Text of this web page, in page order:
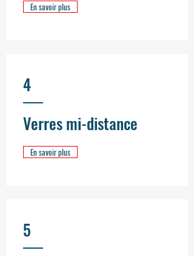
En savoir plus
4
Verres mi-distance
En savoir plus
5